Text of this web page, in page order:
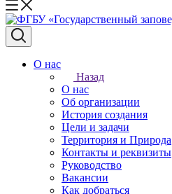
О нас
Назад
О нас
Об организации
История создания
Цели и задачи
Территория и Природа
Контакты и реквизиты
Руководство
Вакансии
Как добраться